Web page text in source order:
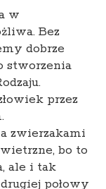
w
Bez
dobrze
stworzenia
przez
zwierzakami
bo to
ale i tak
połowy